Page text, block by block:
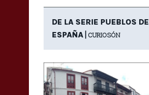
DE LA SERIE PUEBLOS DE
ESPAÑA| CURIOSÓN